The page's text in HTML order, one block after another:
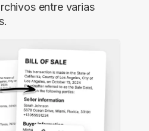
entre varias